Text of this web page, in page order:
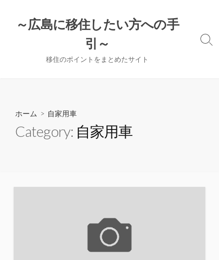
ス
～広島に移住したい方への手
引～
移住のポイントをまとめたサイト
検
ホーム > 自家用車
Category: 自家用車